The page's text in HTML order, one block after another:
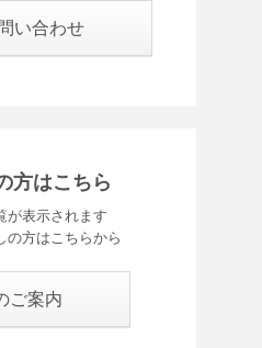
い合わせ
方はこちら
が表示されます
の方はこちらから
ご案内